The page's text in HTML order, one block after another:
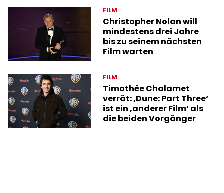
FILM
Christopher Nolan will
mindestens drei Jahre
bis zu seinem nächsten
Film warten
FILM
Timothée Chalamet
verrät: ‚Dune: Part Three‘
ist ein ‚anderer Film‘ als
die beiden Vorgänger